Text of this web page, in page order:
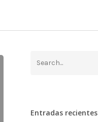
Entradas recientes